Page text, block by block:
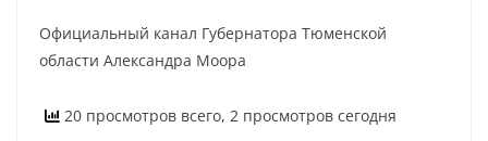
Официальный канал Губернатора Тюменской
области Александра Моора
20 просмотров всего, 2 просмотров сегодня